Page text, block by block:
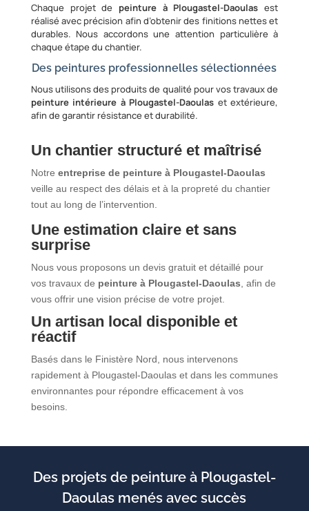
Chaque projet de peinture à Plougastel-Daoulas est
réalisé avec précision afin d’obtenir des finitions nettes et
durables. Nous accordons une attention particulière à
chaque étape du chantier.
Des peintures professionnelles sélectionnées
Nous utilisons des produits de qualité pour vos travaux de
peinture intérieure à Plougastel-Daoulas et extérieure,
afin de garantir résistance et durabilité.
Un chantier structuré et maîtrisé
Notre entreprise de peinture à Plougastel-Daoulas
veille au respect des délais et à la propreté du chantier
tout au long de l’intervention.
Une estimation claire et sans
surprise
Nous vous proposons un devis gratuit et détaillé pour
vos travaux de peinture à Plougastel-Daoulas , afin de
vous offrir une vision précise de votre projet.
Un artisan local disponible et
réactif
Basés dans le Finistère Nord, nous intervenons
rapidement à Plougastel-Daoulas et dans les communes
environnantes pour répondre efficacement à vos
besoins.
Des projets de peinture à Plougastel-
Daoulas menés avec succès